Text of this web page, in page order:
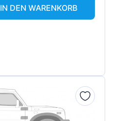
IN DEN WARENKORB